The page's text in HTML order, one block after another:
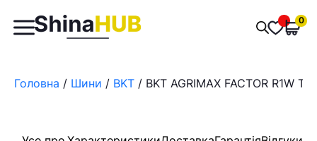
Пошук
товарів
0
Головна / Шини / BKT / BKT AGRIMAX FACTOR R1W